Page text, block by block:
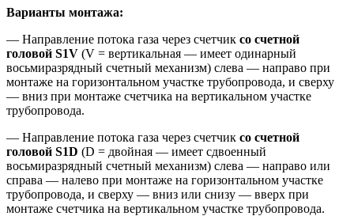
Варианты монтажа:
— Направление потока газа через счетчик со счетной
головой S1V (V = вертикальная — имеет одинарный
восьмиразрядный счетный механизм) слева — направо при
монтаже на горизонтальном участке трубопровода, и сверху
— вниз при монтаже счетчика на вертикальном участке
трубопровода.
— Направление потока газа через счетчик со счетной
головой S1D (D = двойная — имеет сдвоенный
восьмиразрядный счетный механизм) слева — направо или
справа — налево при монтаже на горизонтальном участке
трубопровода, и сверху — вниз или снизу — вверх при
монтаже счетчика на вертикальном участке трубопровода.